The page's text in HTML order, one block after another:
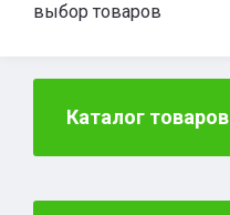
выбор товаров
Каталог товаров